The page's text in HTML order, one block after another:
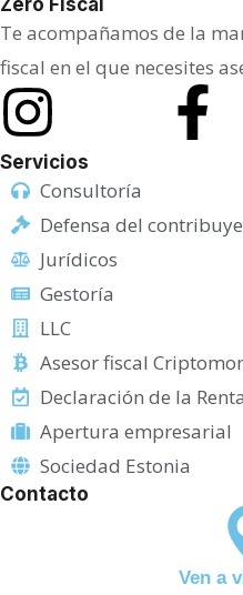
Zero Fiscal
Te acompañamos de la
fiscal en el que necesites
Servicios
Consultoría
Defensa del
Jurídicos
Gestoría
LLC
Asesor fiscal
Declaración de la Renta
Apertura empresarial
Sociedad Estonia
Contacto
Ven a